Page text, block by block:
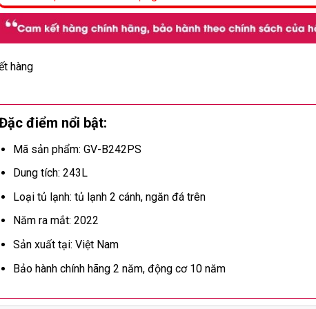
hàng
điểm nổi bật:
Mã sản phẩm: GV-B242PS
Dung tích: 243L
Loại tủ lạnh: tủ lạnh 2 cánh, ngăn đá trên
Năm ra mắt: 2022
Sản xuất tại: Việt Nam
Bảo hành chính hãng 2 năm, động cơ 10 năm